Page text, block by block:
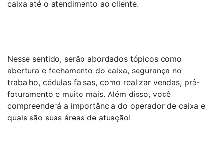
caixa até o atendimento ao cliente.
Nesse sentido, serão abordados tópicos como
abertura e fechamento do caixa, segurança no
trabalho, cédulas falsas, como realizar vendas, pré-
faturamento e muito mais. Além disso, você
compreenderá a importância do operador de caixa e
quais são suas áreas de atuação!